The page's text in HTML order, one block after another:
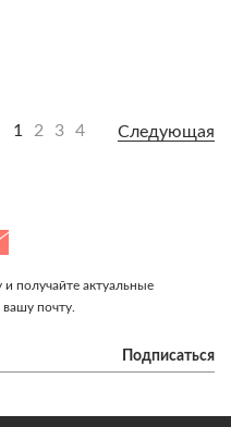
1 2 3 4 Следующая
получайте актуальные
почту.
Подписаться